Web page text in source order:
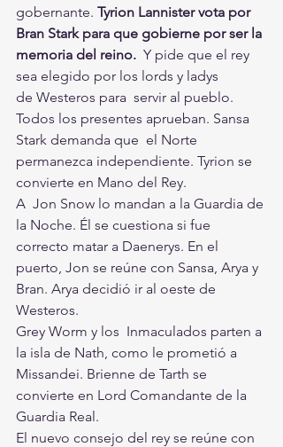
gobernante. Tyrion Lannister vota por
Bran Stark para que gobierne por ser la
memoria del reino.
  Y pide que el rey
sea elegido por los lords y ladys
de Westeros para  servir al pueblo.
Todos los presentes aprueban. Sansa
Stark demanda que  el Norte
permanezca independiente. Tyrion se
convierte en Mano del Rey.
A  Jon Snow lo mandan a la Guardia de
la Noche. Él se cuestiona si fue
correcto matar a Daenerys. En el
puerto, Jon se reúne con Sansa, Arya y
Bran. Arya decidió ir al oeste de
Westeros.
Grey Worm y los  Inmaculados parten a
la isla de Nath, como le prometió a
Missandei. Brienne de Tarth se
convierte en Lord Comandante de la
Guardia Real.
El nuevo consejo del rey se reúne con